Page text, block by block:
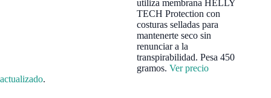
utiliza membrana HELLY
TECH Protection con
costuras selladas para
mantenerte seco sin
renunciar a la
transpirabilidad. Pesa 450
gramos.Ver precio
actualizado.